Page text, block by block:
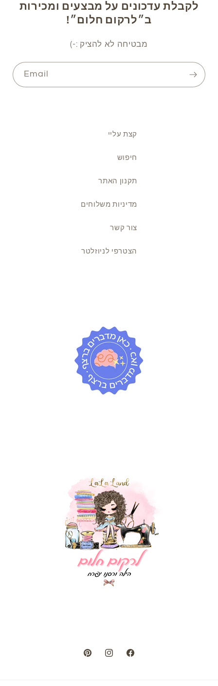
לקבלת עדכונים על מבצעים ומכירות
ב״לרקום חלום״!
מבטיחה לא להציק :-)
Email
קצת עליי
חיפוש
תקנון האתר
מדיניות משלוחים
צור קשר
הצטרפי לניוזלטר
Facebook
Instagram
Pinterest